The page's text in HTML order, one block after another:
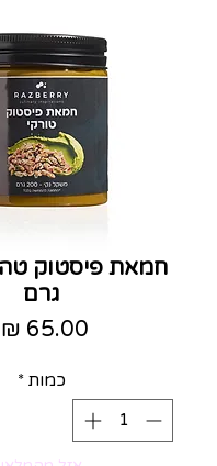
גרם
כמות *